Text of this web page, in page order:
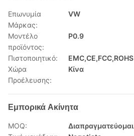
Επωνυμία
Μάρκας:
VW
Μοντέλο
προϊόντος:
P0.9
Πιστοποιητικό:
EMC,CE,FCC,ROHS
Χώρα
Προέλευσης:
Κίνα
Εμπορικά Ακίνητα
MOQ:
Διαπραγματεύομαι